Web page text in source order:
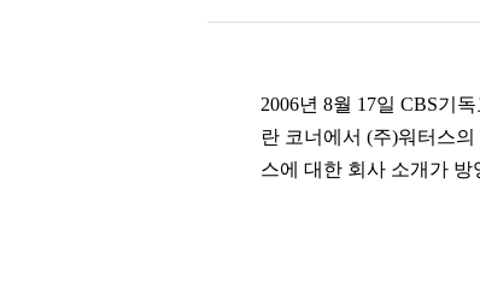
2006년 8월 17일 CBS기
란 코너에서 (주)워터스
스에 대한 회사 소개가 방